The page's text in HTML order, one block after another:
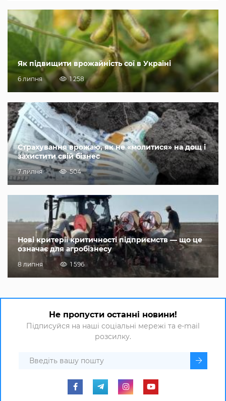
Як підвищити врожайність сої в Україні
6 липня 1 258
Страхування врожаю, як не «молитися» на дощ і
захистити свій бізнес
7 липня 504
Нові критерії критичності підприємств — що це
означає для агробізнесу
8 липня 1 596
Не пропусти останні новини!
Підписуйся на наші соціальні мережі та e-mail
розсилку.